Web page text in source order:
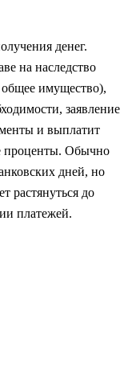
денег.
на наследство
общее имущество),
заявление
и выплатит
проценты. Обычно
дней, но
растянуться до
платежей.